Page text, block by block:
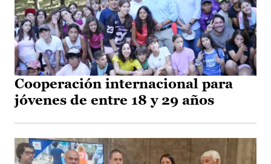
Cooperación internacional para
jóvenes de entre 18 y 29 años